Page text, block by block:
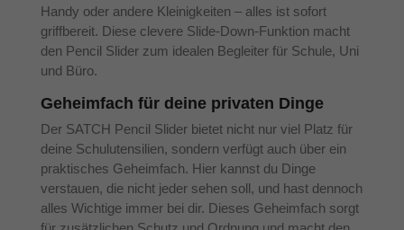
Handy oder andere Kleinigkeiten – alles ist sofort
griffbereit. Diese clevere Slide-Down-Funktion macht
den Pencil Slider zum idealen Begleiter für Schule, Uni
und Büro.
Geheimfach für deine privaten Dinge
Der SATCH Pencil Slider bietet nicht nur viel Platz für
deine Schulutensilien, sondern verfügt auch über ein
praktisches Geheimfach. Hier kannst du Dinge
verstauen, die nicht jeder sehen soll, und hast dennoch
alles Wichtige immer bei dir. Dieses Geheimfach sorgt